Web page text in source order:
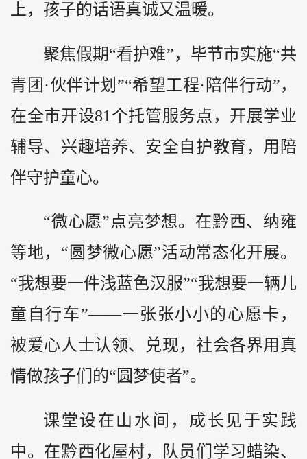
上，孩子的话语真诚又温暖。
聚焦假期“看护难”，毕节市实施“共
青团·伙伴计划”“希望工程·陪伴行动”，
在全市开设81个托管服务点，开展学业
辅导、兴趣培养、安全自护教育，用陪
伴守护童心。
“微心愿”点亮梦想。在黔西、纳雍
等地，“圆梦微心愿”活动常态化开展。
“我想要一件浅蓝色汉服”“我想要一辆儿
童自行车”——一张张小小的心愿卡，
被爱心人士认领、兑现，社会各界用真
情做孩子们的“圆梦使者”。
课堂设在山水间，成长见于实践
中。在黔西化屋村，队员们学习蜡染、